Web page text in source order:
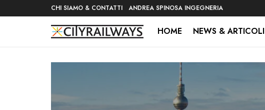
CHI SIAMO & CONTATTI ANDREA SPINOSA INGEGNERIA
HOME NEWS & ARTICOLI